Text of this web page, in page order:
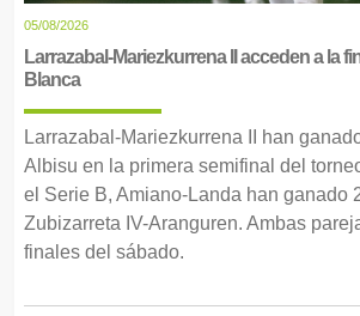
05/08/2026
Larrazabal-Mariezkurrena II acceden a la
Blanca
Larrazabal-Mariezkurrena II han
Albisu en la primera semifinal del
el Serie B, Amiano-Landa han ganado
Zubizarreta IV-Aranguren. Ambas
finales del sábado.